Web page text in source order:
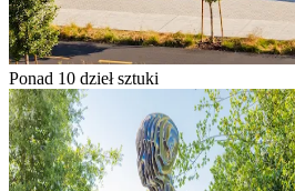
Ponad 10 dzieł sztuki